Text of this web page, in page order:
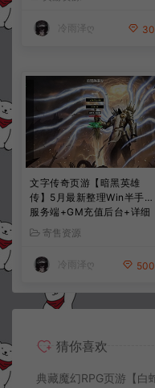
冷雨泽ღ 30
文字传奇页游【暗黑英雄
传】5月最新整理Win半手工
服务端+GM充值后台+详细
搭建教程
寄售资源
冷雨泽ღ 500
猜你喜欢